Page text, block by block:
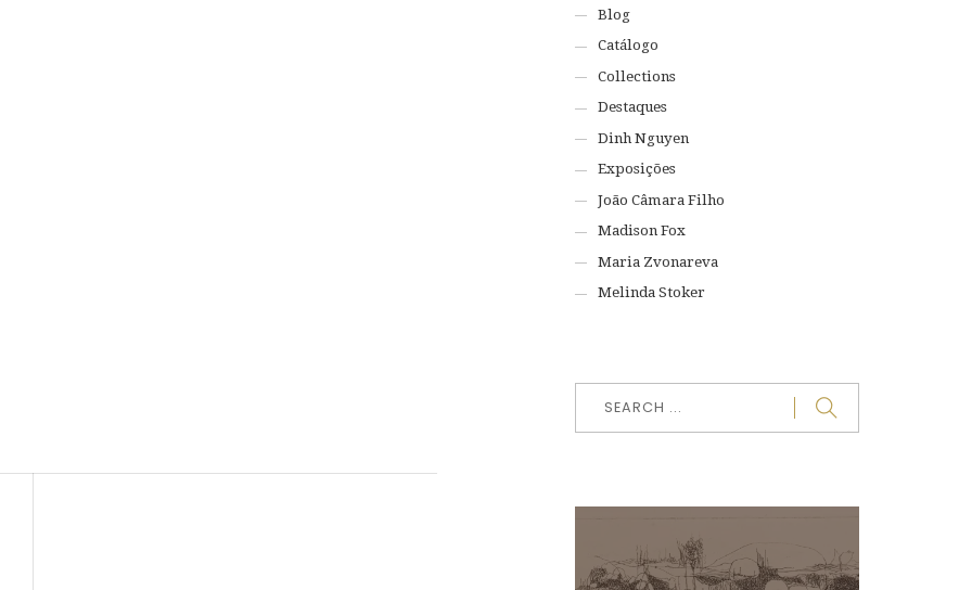
Blog
Catálogo
Collections
Destaques
Dinh Nguyen
Exposições
João Câmara Filho
Madison Fox
Maria Zvonareva
Melinda Stoker